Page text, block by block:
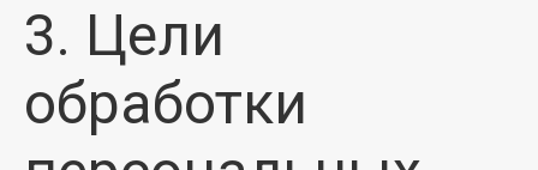
3. Цели
обработки